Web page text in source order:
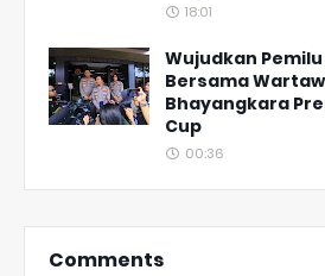
18:01
Wujudkan
Bersama
Bhayangkara
Cup
00:36
Comments